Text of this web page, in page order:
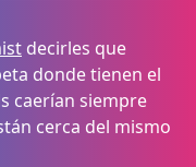
decirles que
donde tienen el
caerían siempre
cerca del mismo